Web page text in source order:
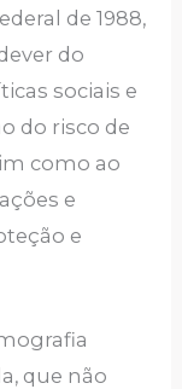
de 1988,
do
sociais e
do risco de
como ao
e
e
que não